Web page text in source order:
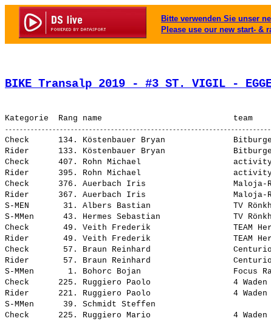
Bitte verwenden Sie unser
Please use our new start- &
BIKE Transalp 2019 - #3 ST. VIGIL -
Check      134. Köstenbauer Bryan
Rider      133. Köstenbauer Bryan              Bitburger
Check      407. Rohn Michael
Rider      395. Rohn Michael
Check      376. Auerbach Iris                  Maloja-
Rider      367. Auerbach Iris                  Maloja-
S-MEN       31. Albers Bastian                 TV
S-MMen      43. Hermes Sebastian               TV
Check       49. Veith Frederik                 TEAM
Rider       49. Veith Frederik                 TEAM
Check       57. Braun Reinhard
Rider       57. Braun Reinhard
S-MMen       1. Bohorc Bojan                   Focus
Check      225. Ruggiero Paolo                 4
Rider      221. Ruggiero Paolo                 4
S-MMen      39. Schmidt Steffen
Check      225. Ruggiero Mario                 4